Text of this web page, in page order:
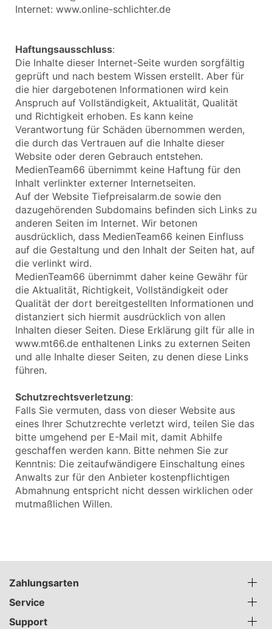
Internet: www.online-schlichter.de
Haftungsausschluss:
Die Inhalte dieser Internet-Seite wurden sorgfältig
geprüft und nach bestem Wissen erstellt. Aber für
die hier dargebotenen Informationen wird kein
Anspruch auf Vollständigkeit, Aktualität, Qualität
und Richtigkeit erhoben. Es kann keine
Verantwortung für Schäden übernommen werden,
die durch das Vertrauen auf die Inhalte dieser
Website oder deren Gebrauch entstehen.
MedienTeam66 übernimmt keine Haftung für den
Inhalt verlinkter externer Internetseiten.
Auf der Website Tiefpreisalarm.de sowie den
dazugehörenden Subdomains befinden sich Links zu
anderen Seiten im Internet. Wir betonen
ausdrücklich, dass MedienTeam66 keinen Einfluss
auf die Gestaltung und den Inhalt der Seiten hat, auf
die verlinkt wird.
MedienTeam66 übernimmt daher keine Gewähr für
die Aktualität, Richtigkeit, Vollständigkeit oder
Qualität der dort bereitgestellten Informationen und
distanziert sich hiermit ausdrücklich von allen
Inhalten dieser Seiten. Diese Erklärung gilt für alle in
www.mt66.de enthaltenen Links zu externen Seiten
und alle Inhalte dieser Seiten, zu denen diese Links
führen.
Schutzrechtsverletzung:
Falls Sie vermuten, dass von dieser Website aus
eines Ihrer Schutzrechte verletzt wird, teilen Sie das
bitte umgehend per E-Mail mit, damit Abhilfe
geschaffen werden kann. Bitte nehmen Sie zur
Kenntnis: Die zeitaufwändigere Einschaltung eines
Anwalts zur für den Anbieter kostenpflichtigen
Abmahnung entspricht nicht dessen wirklichen oder
mutmaßlichen Willen.
Zahlungsarten
Service
Support